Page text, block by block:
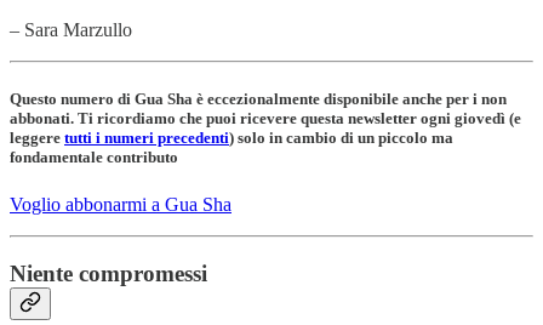
– Sara Marzullo
Questo numero di Gua Sha è eccezionalmente disponibile anche per i non
abbonati. Ti ricordiamo che puoi ricevere questa newsletter ogni giovedì (e
leggere tutti i numeri precedenti) solo in cambio di un piccolo ma
fondamentale contributo
Voglio abbonarmi a Gua Sha
Niente compromessi